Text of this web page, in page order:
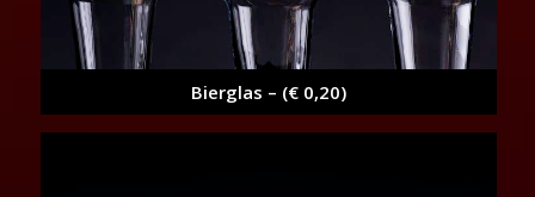
Bierglas – (€ 0,20)